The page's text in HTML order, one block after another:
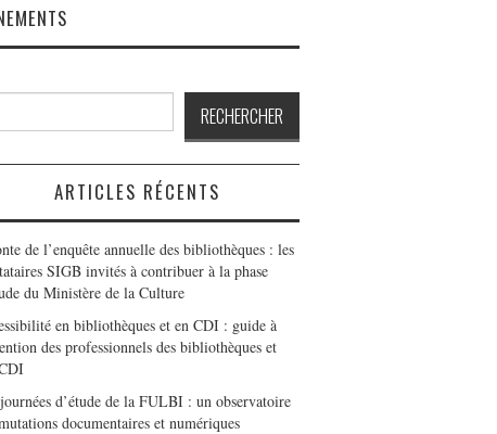
RECHERCHER
ARTICLES RÉCENTS
de l’enquête annuelle des bibliothèques : les
SIGB invités à contribuer à la phase
du Ministère de la Culture
en bibliothèques et en CDI : guide à
des professionnels des bibliothèques et
d’étude de la FULBI : un observatoire
documentaires et numériques